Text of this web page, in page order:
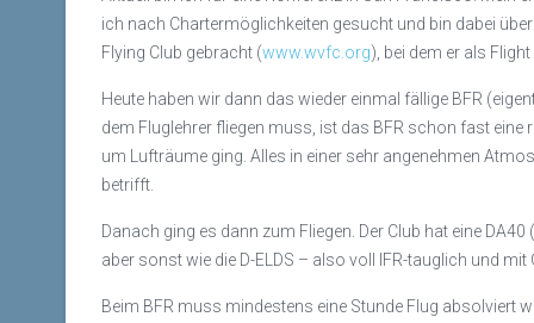
ich nach Chartermöglichkeiten gesucht und bin dabei
Flying Club gebracht (www.wvfc.org), bei dem er als
Heute haben wir dann das wieder einmal fällige BFR
dem Fluglehrer fliegen muss, ist das BFR schon fast
um Lufträume ging. Alles in einer sehr angenehmen
betrifft.
Danach ging es dann zum Fliegen. Der Club hat eine
aber sonst wie die D-ELDS – also voll IFR-tauglich und mit
Beim BFR muss mindestens eine Stunde Flug